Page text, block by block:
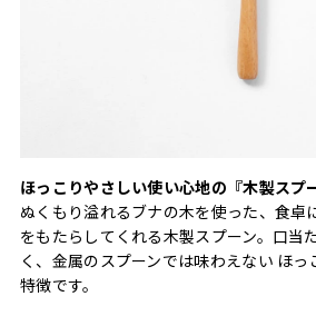
ほっこりやさしい使い心地の『木製スプ
ぬくもり溢れるブナの木を使った、食卓
をもたらしてくれる木製スプーン。口当
く、金属のスプーンでは味わえない ほ
特徴です。